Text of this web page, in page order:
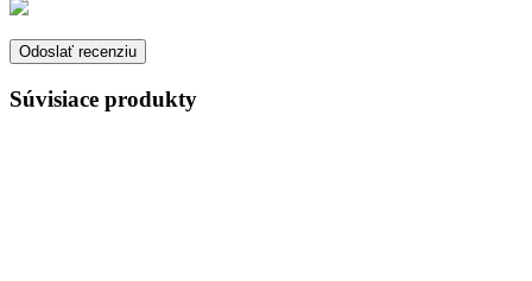
Súvisiace produkty